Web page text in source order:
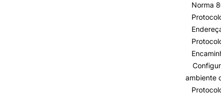
Norma
ambiente